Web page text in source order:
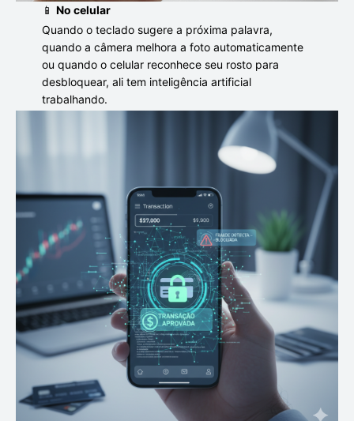
📱 No celular
Quando o teclado sugere a próxima palavra,
quando a câmera melhora a foto automaticamente
ou quando o celular reconhece seu rosto para
desbloquear, ali tem inteligência artificial
trabalhando.